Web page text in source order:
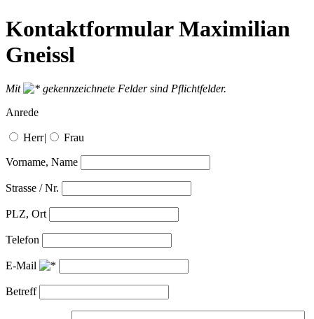
Kontaktformular Maximilian
Gneissl
Mit
gekennzeichnete Felder sind Pflichtfelder.
Anrede
Herr| Frau
Vorname, Name
Strasse / Nr.
PLZ, Ort
Telefon
E-Mail
Betreff